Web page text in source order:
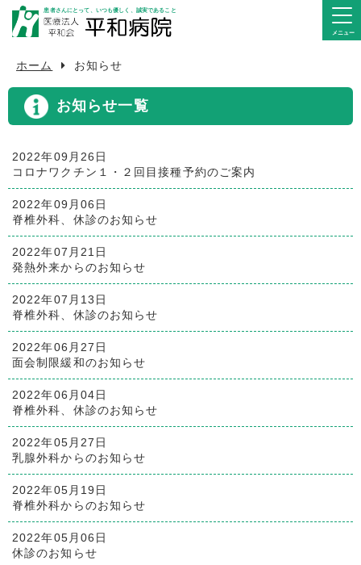
患者さんにとって、いつも優しく、誠実であること
病院紹介
外来のご案内
入院のご案内
診療科・部署
医療関係の皆様へ
アクセス
ホーム お知らせ
お知らせ一覧
2022年09月26日
コロナワクチン１・２回目接種予約のご案内
2022年09月06日
脊椎外科、休診のお知らせ
2022年07月21日
発熱外来からのお知らせ
2022年07月13日
脊椎外科、休診のお知らせ
2022年06月27日
面会制限緩和のお知らせ
2022年06月04日
脊椎外科、休診のお知らせ
2022年05月27日
乳腺外科からのお知らせ
2022年05月19日
脊椎外科からのお知らせ
2022年05月06日
休診のお知らせ